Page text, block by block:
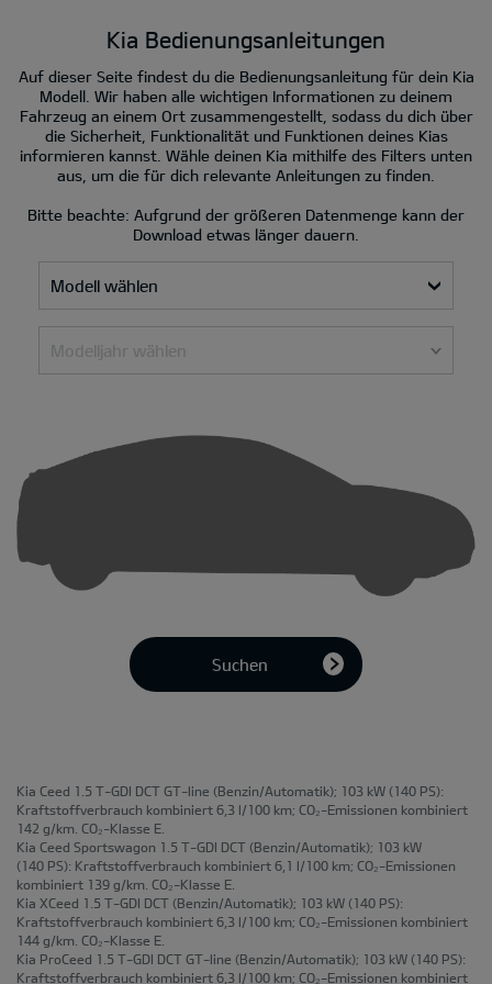
Kia Bedienungsanleitungen
Auf dieser Seite findest du die Bedienungsanleitung für dein Kia
Modell. Wir haben alle wichtigen Informationen zu deinem
Fahrzeug an einem Ort zusammengestellt, sodass du dich über
die Sicherheit, Funktionalität und Funktionen deines Kias
informieren kannst. Wähle deinen Kia mithilfe des Filters unten
aus, um die für dich relevante Anleitungen zu finden.
Bitte beachte: Aufgrund der größeren Datenmenge kann der
Download etwas länger dauern.
Modell wählen
Modelljahr wählen
Suchen
Kia Ceed 1.5 T-GDI DCT GT-line (Benzin/Automatik); 103 kW (140 PS):
Kraftstoffverbrauch kombiniert 6,3 l/100 km; CO₂-Emissionen kombiniert
142 g/km. CO₂-Klasse E.
Kia Ceed Sportswagon 1.5 T-GDI DCT (Benzin/Automatik); 103 kW
(140 PS): Kraftstoffverbrauch kombiniert 6,1 l/100 km; CO₂-Emissionen
kombiniert 139 g/km. CO₂-Klasse E.
Kia XCeed 1.5 T-GDI DCT (Benzin/Automatik); 103 kW (140 PS):
Kraftstoffverbrauch kombiniert 6,3 l/100 km; CO₂-Emissionen kombiniert
144 g/km. CO₂-Klasse E.
Kia ProCeed 1.5 T-GDI DCT GT-line (Benzin/Automatik); 103 kW (140 PS):
Kraftstoffverbrauch kombiniert 6,3 l/100 km; CO₂-Emissionen kombiniert